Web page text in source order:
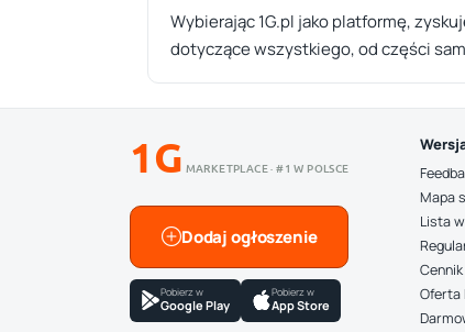
Wybierając 1G.pl jako platformę,
dotyczące wszystkiego, od części
1G MARKETPLACE · #1 W POLSCE
Dodaj ogłoszenie
Pobierz w
Google Play
Pobierz w
App Store
Mapa
Lista
Oferta